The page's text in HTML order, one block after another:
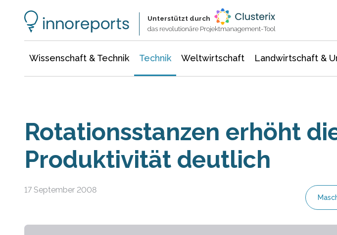
Unterstützt durch
das revolutionäre Projektmanagement-Tool
Wissenschaft & Technik Technik Weltwirtschaft Landwirtschaft &
Rotationsstanzen erhöht
Produktivität deutlich
17 September 2008